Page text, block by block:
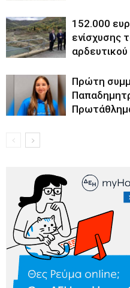
152.000
ενίσχυσης
Πρώτη